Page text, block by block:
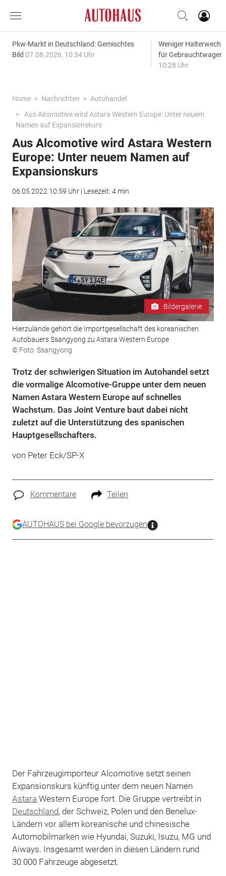
Pkw-Markt in Deutschland: Gemischtes
Bild 07.08.2026, 10:34 Uhr
Weniger
für
10:28 Uhr
Home Nachrichten
Autohandel
Aus Alcomotive wird Astara Western Europe: Unter neuem
Namen auf Expansionskurs
Aus Alcomotive wird Astara Western
Europe: Unter neuem Namen auf
Expansionskurs
06.05.2022 10:59 Uhr | Lesezeit: 4 min
Bildergalerie
Hierzulande gehört die Importgesellschaft des koreanischen
Autobauers Ssangyong zu Astara Western Europe
© Foto: Ssangyong
Trotz der schwierigen Situation im Autohandel setzt
die vormalige Alcomotive-Gruppe unter dem neuen
Namen Astara Western Europe auf schnelles
Wachstum. Das Joint Venture baut dabei nicht
zuletzt auf die Unterstützung des spanischen
Hauptgesellschafters.
von Peter Eck/SP-X
Kommentare Teilen
AUTOHAUS bei Google bevorzugen
Der Fahrzeugimporteur Alcomotive setzt seinen
Expansionskurs künftig unter dem neuen Namen
Astara Western Europe fort. Die Gruppe vertreibt in
Deutschland, der Schweiz, Polen und den Benelux-
Ländern vor allem koreanische und chinesische
Automobilmarken wie Hyundai, Suzuki, Isuzu, MG und
Aiways. Insgesamt werden in diesen Ländern rund
30.000 Fahrzeuge abgesetzt.